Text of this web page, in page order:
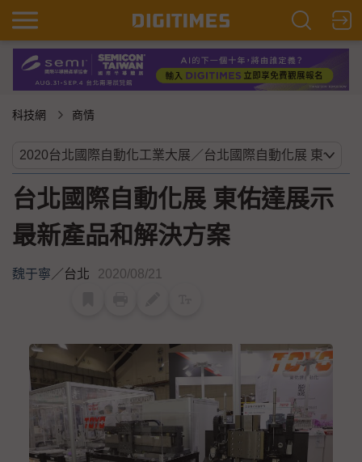
科技網 商情
台北國際自動化展 東佑達展示
最新產品和解決方案
魏于寧 ／台北 2020/08/21